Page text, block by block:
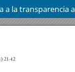
a la transparencia